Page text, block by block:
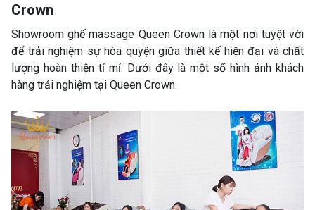
Crown
Showroom ghế massage Queen Crown là một nơi tuyệt vời
để trải nghiệm sự hòa quyện giữa thiết kế hiện đại và chất
lượng hoàn thiện tỉ mỉ. Dưới đây là một số hình ảnh khách
hàng trải nghiệm tại Queen Crown.